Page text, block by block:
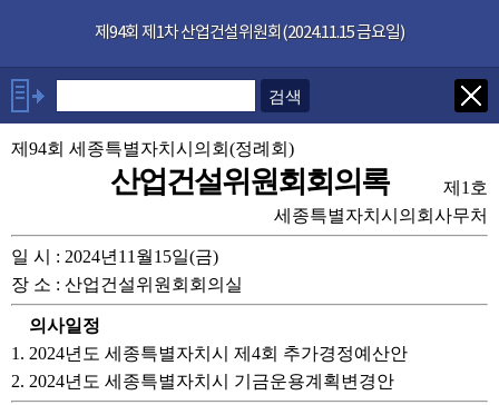
제94회 제1차 산업건설위원회(2024.11.15 금요일)
×
발언자
안건
관련회의록
제94회 세종특별자치시의회(정례회)
산업건설위원회회의록
제1호
세종특별자치시의회사무처
일 시 : 2024년11월15일(금)
장 소 : 산업건설위원회회의실
의사일정
1. 2024년도 세종특별자치시 제4회 추가경정예산안
2. 2024년도 세종특별자치시 기금운용계획변경안